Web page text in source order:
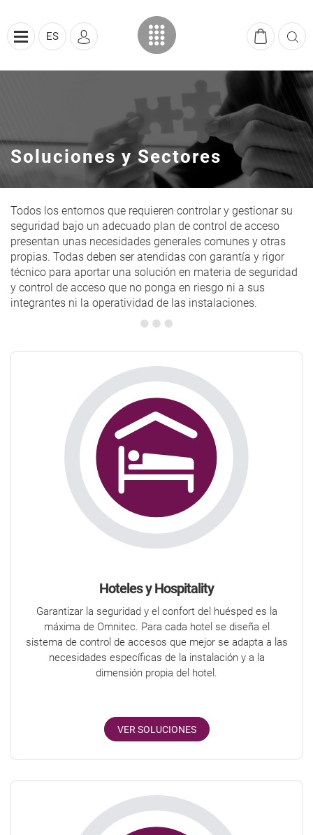
ES
Soluciones y Sectores
Todos los entornos que requieren controlar y gestionar su
seguridad bajo un adecuado plan de control de acceso
presentan unas necesidades generales comunes y otras
propias. Todas deben ser atendidas con garantía y rigor
técnico para aportar una solución en materia de seguridad
y control de acceso que no ponga en riesgo ni a sus
integrantes ni la operatividad de las instalaciones.
Hoteles y Hospitality
Garantizar la seguridad y el confort del huésped es la
máxima de Omnitec. Para cada hotel se diseña el
sistema de control de accesos que mejor se adapta a las
necesidades específicas de la instalación y a la
dimensión propia del hotel.
VER SOLUCIONES